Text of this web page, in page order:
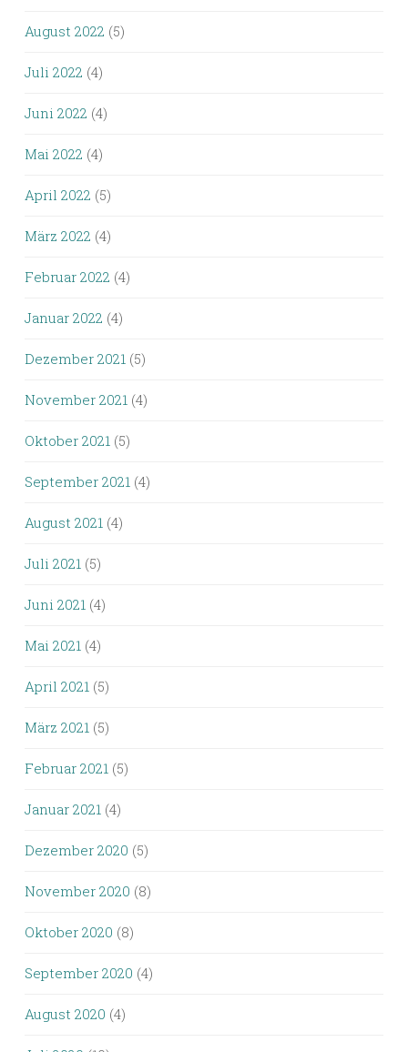
August 2022 (5)
Juli 2022 (4)
Juni 2022 (4)
Mai 2022 (4)
April 2022 (5)
März 2022 (4)
Februar 2022 (4)
Januar 2022 (4)
Dezember 2021 (5)
November 2021 (4)
Oktober 2021 (5)
September 2021 (4)
August 2021 (4)
Juli 2021 (5)
Juni 2021 (4)
Mai 2021 (4)
April 2021 (5)
März 2021 (5)
Februar 2021 (5)
Januar 2021 (4)
Dezember 2020 (5)
November 2020 (8)
Oktober 2020 (8)
September 2020 (4)
August 2020 (4)